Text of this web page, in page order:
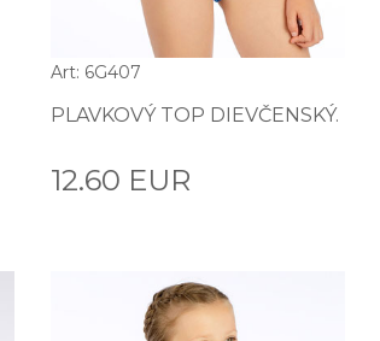
Art: 6G407
PLAVKOVÝ TOP DIEVČENSKÝ.
12.60 EUR